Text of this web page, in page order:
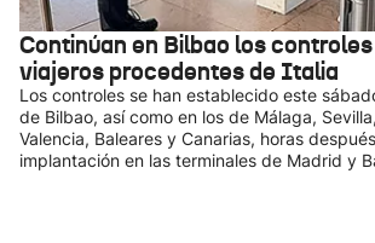
Continúan en Bilbao los
viajeros procedentes de Italia
Los controles se han establecido este
de Bilbao, así como en los de Málaga,
Valencia, Baleares y Canarias, horas
implantación en las terminales de Madrid y